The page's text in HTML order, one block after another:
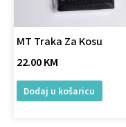
MT Traka Za Kosu
22.00KM
Dodaj u košaricu